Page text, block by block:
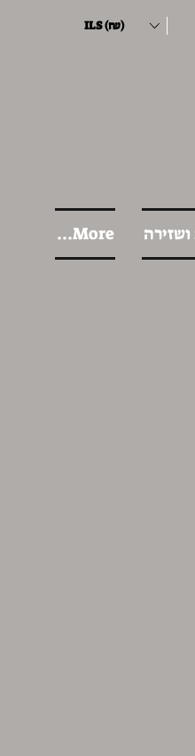
ILS (₪)
More...